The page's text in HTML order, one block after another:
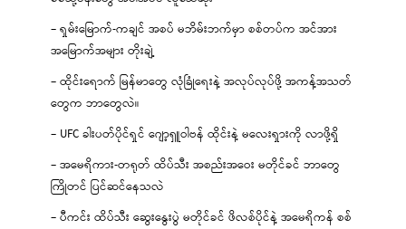
– ရှမ်းမြောက်-ကချင် အစပ် မဘိမ်းဘက်မှာ စစ်တပ်က အင်အား
အမြောက်အများ တိုးချဲ့
– ထိုင်းရောက် မြန်မာတွေ လုံခြုံရေးနဲ့ အလုပ်လုပ်ဖို့ အကန့်အသတ်
တွေက ဘာတွေလဲ။
– UFC ခါးပတ်ပိုင်ရှင် ဂျော့ရှူဝါဗန် ထိုင်းနဲ့ မလေးရှားကို လာဖို့ရှိ
– အမေရိကား-တရုတ် ထိပ်သီး အစည်းအဝေး မတိုင်ခင် ဘာတွေ
ကြိုတင် ပြင်ဆင်နေသလဲ
– ပီကင်း ထိပ်သီး ဆွေးနွေးပွဲ မတိုင်ခင် ဖိလစ်ပိုင်နဲ့ အမေရိကန် စစ်